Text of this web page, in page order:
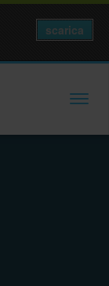
scarica